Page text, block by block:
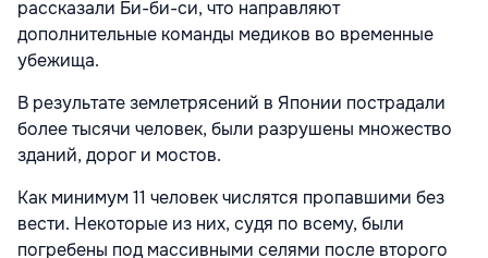
рассказали Би-би-си, что направляют
дополнительные команды медиков во временные
убежища.
В результате землетрясений в Японии пострадали
более тысячи человек, были разрушены множество
зданий, дорог и мостов.
Как минимум 11 человек числятся пропавшими без
вести. Некоторые из них, судя по всему, были
погребены под массивными селями после второго